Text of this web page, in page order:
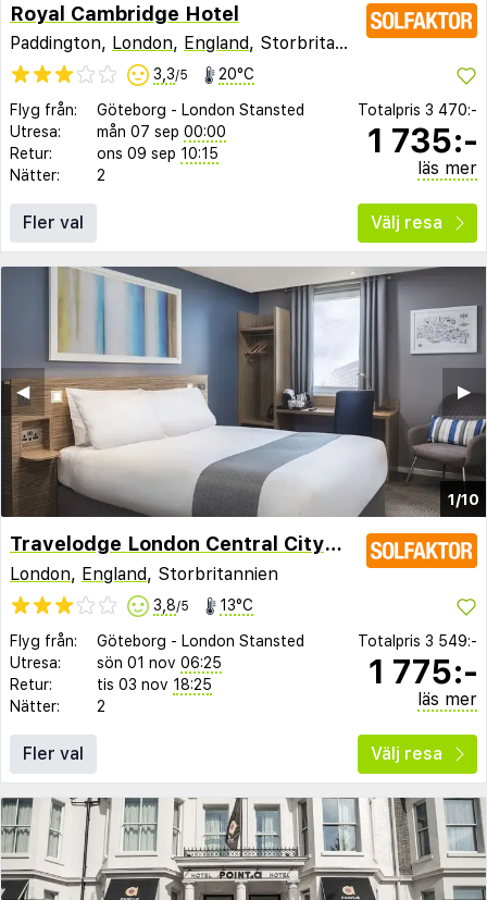
Royal Cambridge Hotel
Paddington, London, England, Storbritannien
3,3/5 20°C
Flyg från: Göteborg - London Stansted
Utresa:
mån 07 sep 00:00
Retur:
ons 09 sep 10:15
Nätter:
2
Totalpris 3 470:-
1 735:-
läs mer
Fler val Välj resa
1/10
▶︎
◀︎
Travelodge London Central City Road
London, England, Storbritannien
3,8/5 13°C
Flyg från: Göteborg - London Stansted
Utresa:
sön 01 nov 06:25
Retur:
tis 03 nov 18:25
Nätter:
2
Totalpris 3 549:-
1 775:-
läs mer
Fler val Välj resa